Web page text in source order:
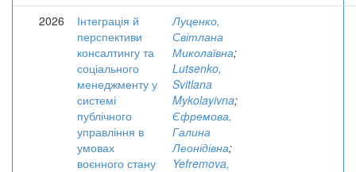
2026
Інтеграція й
перспективи
консалтингу та
соціального
менеджменту у
системі
публічного
управління в
умовах
воєнного стану
Луценко,
Світлана
Миколаївна;
Lutsenko,
Svitlana
Mykolayivna;
Єфремова,
Галина
Леонідівна;
Yefremova,